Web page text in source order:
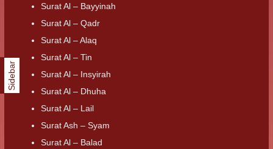
Surat Al – Bayyinah
Surat Al – Qadr
Surat Al – Alaq
Surat Al – Tin
Surat Al – Insyirah
Surat Al – Dhuha
Surat Al – Lail
Surat Ash – Syam
Surat Al – Balad
Sidebar